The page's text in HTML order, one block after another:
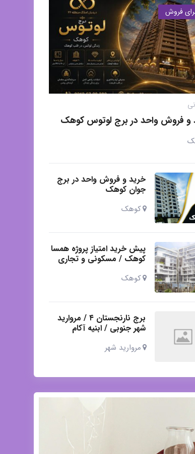
فروش
و فروش واحد در برج لوتوس کوهک
خرید و فروش واحد در برج
جوان کوهک
کوهک
پیش خرید امتیاز پروژه همسا
کوهک / مسکونی و تجاری
کوهک
برج نارنجستان ۴ / مروارید
شهر جنوبی / ابنیه آکام
مروارید شهر